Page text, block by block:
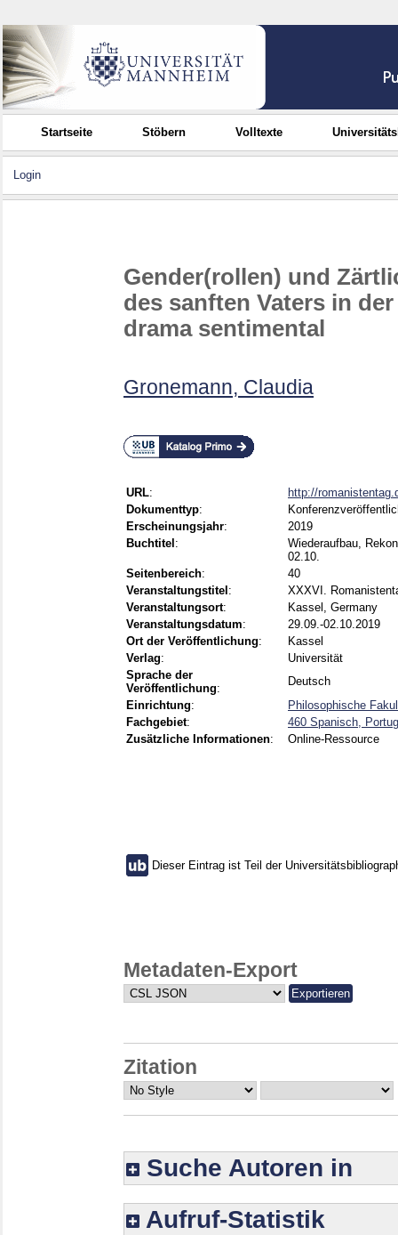
Startseite Stöbern Volltexte
Login
Gender(rollen) und
des sanften Vaters in
drama sentimental
Gronemann, Claudia
URL:
http://
Dokumenttyp:
Erscheinungsjahr:
2019
Buchtitel :
Wiederaufbau,
02.10.
Seitenbereich:
40
Veranstaltungstitel :
XXXVI.
Veranstaltungsort:
Kassel, Germany
Veranstaltungsdatum:
29.09.-02.10.2019
Ort der Veröffentlichung:
Kassel
Verlag:
Universität
Sprache der
Veröffentlichung:
Deutsch
Einrichtung:
Philosophische
Fachgebiet:
460 Spanisch,
Zusätzliche Informationen: Online-Ressource
Dieser Eintrag ist Teil der
Metadaten-Export
Zitation
Suche Autoren in
Aufruf-Statistik